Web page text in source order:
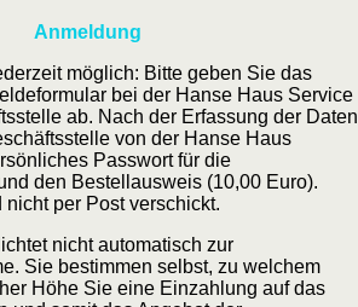
Anmeldung
möglich: Bitte geben Sie das
bei der Hanse Haus Service
ab. Nach der Erfassung der Daten
von der Hanse Haus
Passwort für die
den Bestellausweis (10,00 Euro).
per Post verschickt.
nicht automatisch zur
Sie bestimmen selbst, zu welchem
Höhe Sie eine Einzahlung auf das